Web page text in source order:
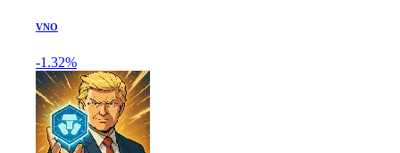
VNO
-1.32%